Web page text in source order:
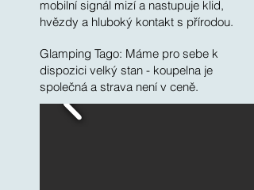
mobilní signál mizí a nastupuje klid,
hvězdy a hluboký kontakt s přírodou.
Glamping Tago: Máme pro sebe k
dispozici velký stan - koupelna je
společná a strava není v ceně.